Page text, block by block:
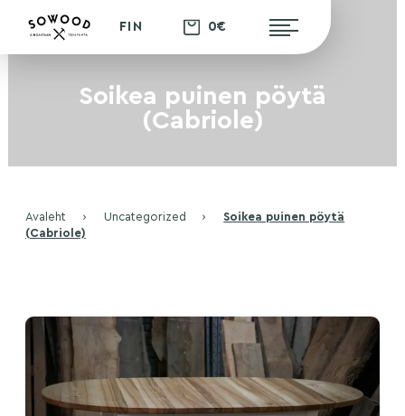
FIN 0€
Soikea puinen pöytä
(Cabriole)
Avaleht › Uncategorized ›
Soikea puinen pöytä
(Cabriole)